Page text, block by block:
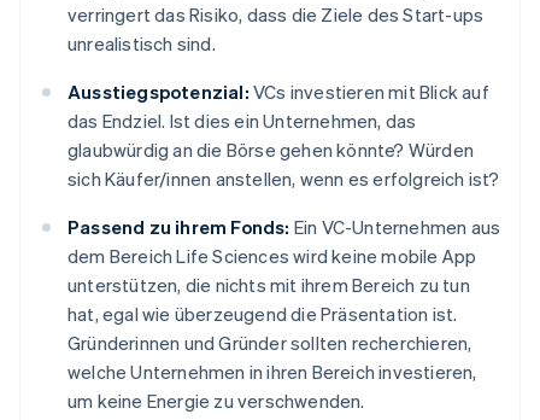
verringert das Risiko, dass die Ziele des Start-ups
unrealistisch sind.
Ausstiegspotenzial: VCs investieren mit Blick auf
das Endziel. Ist dies ein Unternehmen, das
glaubwürdig an die Börse gehen könnte? Würden
sich Käufer/innen anstellen, wenn es erfolgreich ist?
Passend zu ihrem Fonds: Ein VC-Unternehmen aus
dem Bereich Life Sciences wird keine mobile App
unterstützen, die nichts mit ihrem Bereich zu tun
hat, egal wie überzeugend die Präsentation ist.
Gründerinnen und Gründer sollten recherchieren,
welche Unternehmen in ihren Bereich investieren,
um keine Energie zu verschwenden.